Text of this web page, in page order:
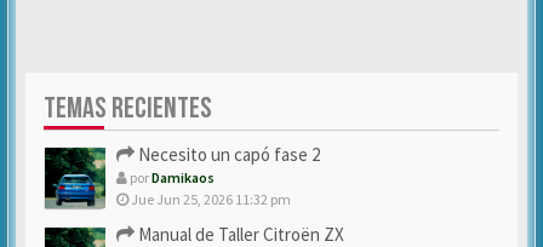
TEMAS RECIENTES
Necesito un capó fase 2
porDamikaos
Jue Jun 25, 2026 11:32 pm
Manual de Taller Citroën ZX